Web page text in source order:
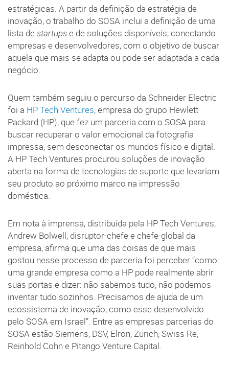
estratégicas. A partir da definição da estratégia de
inovação, o trabalho do SOSA inclui a definição de uma
lista destartupse de soluções disponíveis, conectando
empresas e desenvolvedores, com o objetivo de buscar
aquela que mais se adapta ou pode ser adaptada a cada
negócio.
Quem também seguiu o percurso da Schneider Electric
foi a HP Tech Ventures, empresa do grupo Hewlett
Packard (HP), que fez um parceria com o SOSA para
buscar recuperar o valor emocional da fotografia
impressa, sem desconectar os mundos físico e digital.
A HP Tech Ventures procurou soluções de inovação
aberta na forma de tecnologias de suporte que levariam
seu produto ao próximo marco na impressão
doméstica.
Em nota à imprensa, distribuída pela HP Tech Ventures,
Andrew Bolwell, disruptor-chefe e chefe-global da
empresa, afirma que uma das coisas de que mais
gostou nesse processo de parceria foi perceber “como
uma grande empresa como a HP pode realmente abrir
suas portas e dizer: não sabemos tudo, não podemos
inventar tudo sozinhos. Precisamos de ajuda de um
ecossistema de inovação, como esse desenvolvido
pelo SOSA em Israel”. Entre as empresas parcerias do
SOSA estão Siemens, DSV, Elron, Zurich, Swiss Re,
Reinhold Cohn e Pitango Venture Capital.